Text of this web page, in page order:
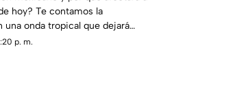
hoy? Te contamos la
onda tropical que dejará
p. m.